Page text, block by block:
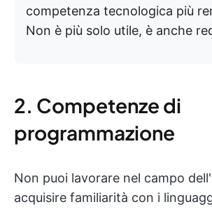
competenza tecnologica più
Non è più solo utile, è anche
2. Competenze di
programmazione
Non puoi lavorare nel campo
acquisire familiarità con i